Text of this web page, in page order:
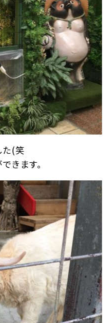
た(笑
きます。